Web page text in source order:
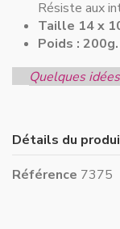
Résiste aux
Taille 14 x
Poids : 200g.
Quelques
Détails du
Référence 7375